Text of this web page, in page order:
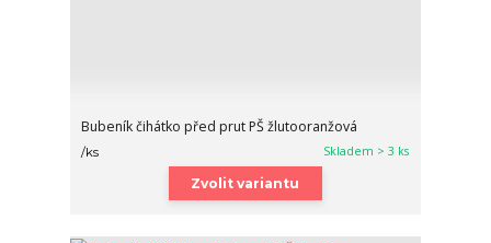
Bubeník čihátko před prut PŠ žlutooranžová
/ks Skladem > 3 ks
Zvolit variantu